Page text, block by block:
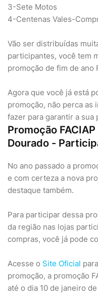
3-Sete Motos
4-Centenas Vales-
Vão ser distribuídas
participantes, você tem
promoção de fim de ano
Agora que você já está
promoção, não perca as
fazer para garantir a sua
Promoção
Dourado -
No ano passado a
e com certeza a nova
destaque também.
Para participar dessa
da região nas lojas
compras, você já pode
Acesse o Site Oficial
promoção, a promoção
até o dia 10 de janeiro de